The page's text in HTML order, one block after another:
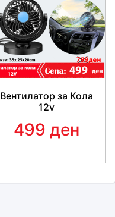
Вентилатор за Кола
12v
499 ден